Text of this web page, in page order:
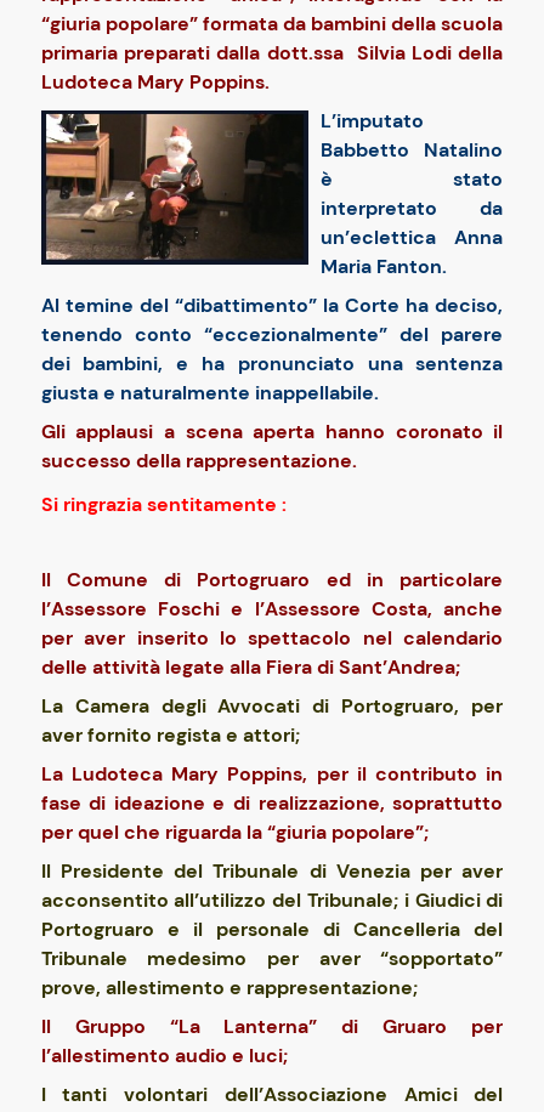
“giuria popolare” formata da bambini della scuola
primaria preparati dalla dott.ssa Silvia Lodi della
Ludoteca Mary Poppins.
L’imputato
Babbetto Natalino
è stato
interpretato da
un’eclettica Anna
Maria Fanton.
Al temine del “dibattimento” la Corte ha deciso,
tenendo conto “eccezionalmente” del parere
dei bambini, e ha pronunciato una sentenza
giusta e naturalmente inappellabile.
Gli applausi a scena aperta hanno coronato il
successo della rappresentazione.
Si ringrazia sentitamente :
Il Comune di Portogruaro ed in particolare
l’Assessore Foschi e l’Assessore Costa, anche
per aver inserito lo spettacolo nel calendario
delle attività legate alla Fiera di Sant’Andrea;
La Camera degli Avvocati di Portogruaro, per
aver fornito regista e attori;
La Ludoteca Mary Poppins, per il contributo in
fase di ideazione e di realizzazione, soprattutto
per quel che riguarda la “giuria popolare”;
Il Presidente del Tribunale di Venezia per aver
acconsentito all’utilizzo del Tribunale; i Giudici di
Portogruaro e il personale di Cancelleria del
Tribunale medesimo per aver “sopportato”
prove, allestimento e rappresentazione;
Il Gruppo “La Lanterna” di Gruaro per
l’allestimento audio e luci;
I tanti volontari dell’Associazione Amici del